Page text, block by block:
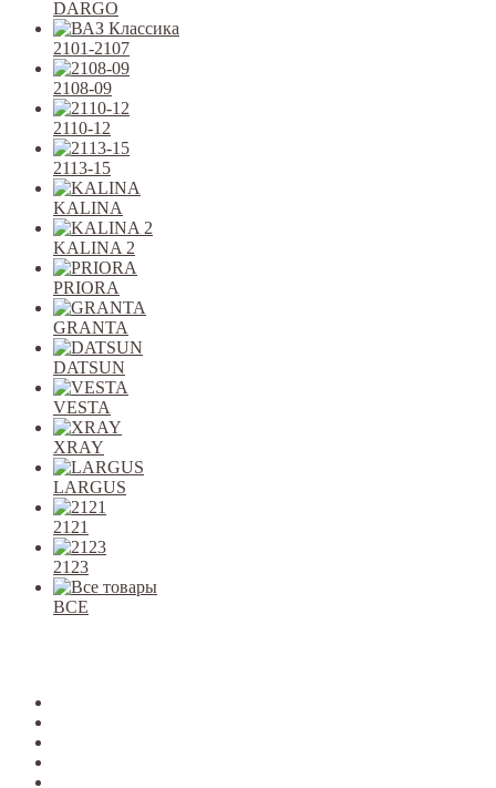
DARGO
2101-2107
2108-09
2110-12
2113-15
KALINA
KALINA 2
PRIORA
GRANTA
DATSUN
VESTA
XRAY
LARGUS
2121
2123
ВСЕ